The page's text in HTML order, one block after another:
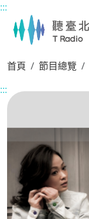
主要內容區塊
:::
首頁 節目總覽
:::